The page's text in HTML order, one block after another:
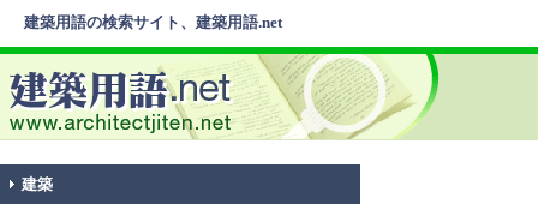
建築用語の検索サイト、建築用語.net
建築